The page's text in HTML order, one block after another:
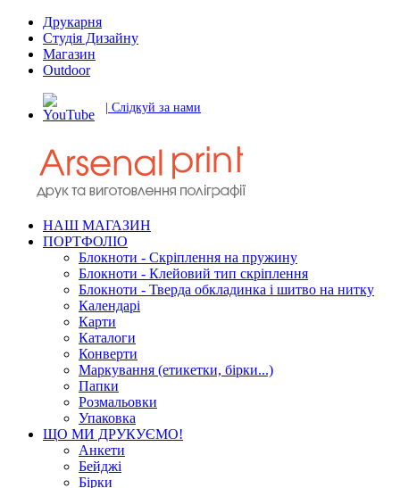
Друкарня
Студія Дизайну
Магазин
Outdoor
| Слідкуй за нами
НАШ МАГАЗИН
ПОРТФОЛІО
Блокноти - Скріплення на пружину
Блокноти - Клейовий тип скріплення
Блокноти - Тверда обкладинка і шитво на нитку
Календарі
Карти
Каталоги
Конверти
Маркування (етикетки, бірки...)
Папки
Розмальовки
Упаковка
ЩО МИ ДРУКУЄМО!
Анкети
Бейджі
Бірки